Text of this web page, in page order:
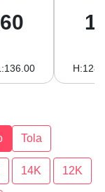
Tola
14K 12K